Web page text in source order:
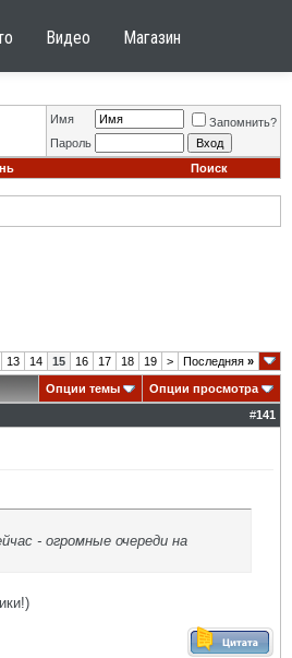
Видео Магазин
Имя
Запомнить?
Пароль
Поиск
13 14 15 16 17 18 19 > Последняя »
Опции темы
Опции просмотра
#141
- огромные очереди на